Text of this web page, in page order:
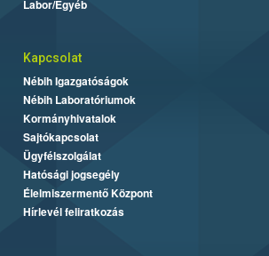
Labor/Egyéb
Kapcsolat
Nébih Igazgatóságok
Nébih Laboratóriumok
Kormányhivatalok
Sajtókapcsolat
Ügyfélszolgálat
Hatósági jogsegély
Élelmiszermentő Központ
Hírlevél feliratkozás